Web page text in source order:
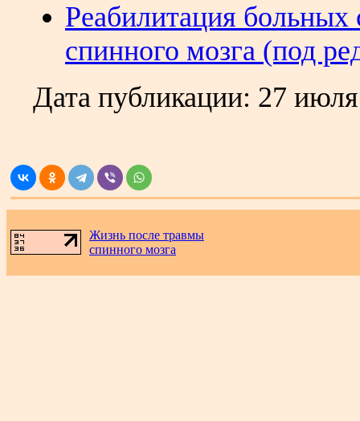
Реабилитация больных
спинного мозга (под
Дата публикации: 27
Жизнь после травмы
спинного мозга